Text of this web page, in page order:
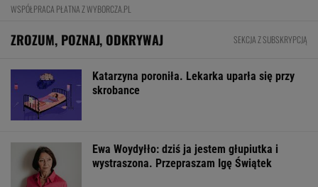
WSPÓŁPRACA PŁATNA Z WYBORCZA.PL
ZROZUM, POZNAJ, ODKRYWAJ SEKCJA Z SUBSKRYPCJĄ
Katarzyna poroniła. Lekarka uparła się przy
skrobance
Ewa Woydyłło: dziś ja jestem głupiutka i
wystraszona. Przepraszam Igę Świątek